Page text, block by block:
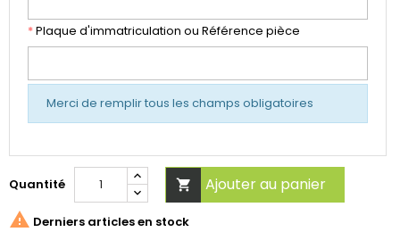
*Plaque d'immatriculation ou Référence pièce
Merci de remplir tous les champs obligatoires
Quantité  Ajouter au panier
 Derniers articles en stock